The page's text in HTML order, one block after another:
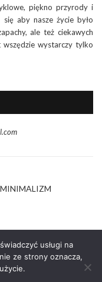
piękno przyrody i
aby nasze życie było
ale też ciekawych
wystarczy tylko
MINIMALIZM
usługi na
ze strony oznacza,